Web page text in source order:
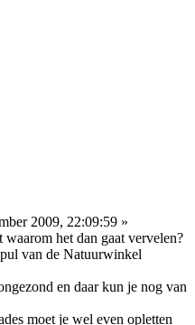
2009, 22:09:59 »
het dan gaat vervelen?
van de Natuurwinkel
en daar kun je nog van
moet je wel even opletten